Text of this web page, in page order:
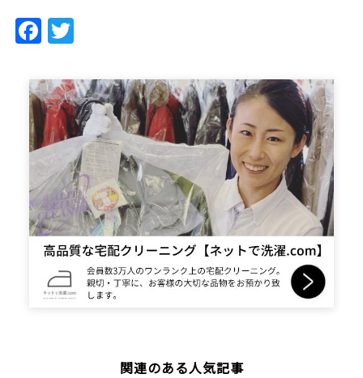
Facebook
関連のある人気記事